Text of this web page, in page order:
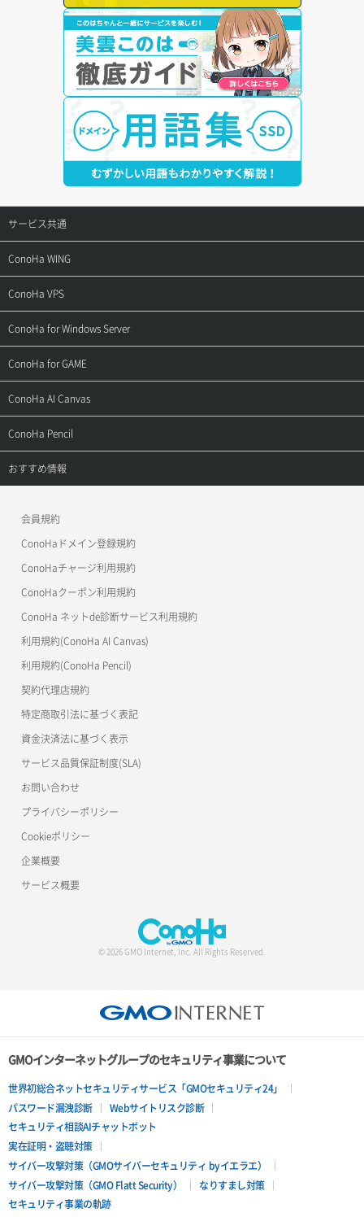
サービス共通
サポートトップ
ご契約・お支払い
お問い合わせ
ConoHa WING
サポートトップ
ご利用ガイド
よくある質問
ConoHa VPS
サポートトップ
ご利用ガイド
APIドキュメントVPS3.0
ConoHa for Windows Server
サポートトップ
ご利用ガイド
APIドキュメントVPS3.0
ConoHa for GAME
サポートトップ
ご利用ガイド
ConoHa AI Canvas
サポートトップ
ご利用ガイド
ConoHa Pencil
サポートトップ
おすすめ情報
美雲このは徹底ガイド
会員規約
ConoHaドメイン登録規約
ConoHaチャージ利用規約
ConoHaクーポン利用規約
ConoHa ネットde診断サービス利用規約
利用規約(ConoHa AI Canvas)
利用規約(ConoHa Pencil)
契約代理店規約
特定商取引法に基づく表記
資金決済法に基づく表示
サービス品質保証制度(SLA)
お問い合わせ
プライバシーポリシー
Cookieポリシー
企業概要
サービス概要
© 2026 GMO Internet, Inc. All Rights Reserved.
GMOインターネットグループのセキュリティ事業について
世界初総合ネットセキュリティサービス「GMOセキュリティ24」
パスワード漏洩診断
Webサイトリスク診断
セキュリティ相談AIチャットボット
実在証明・盗聴対策
サイバー攻撃対策（GMOサイバーセキュリティ byイエラエ）
サイバー攻撃対策（GMO Flatt Security）
なりすまし対策
セキュリティ事業の軌跡